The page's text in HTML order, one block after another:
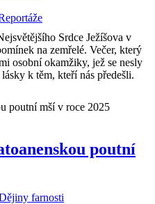
Srdce Ježíšova v
na zemřelé. Večer, který
osobní okamžiky, jež se nesly
k těm, kteří nás předešli.
poutní
farnosti